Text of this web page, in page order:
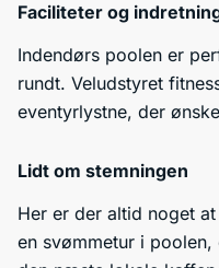
Faciliteter og
Indendørs poolen er
rundt. Veludstyret
eventyrlystne, der
Lidt om stemningen
Her er der altid noget
en svømmetur i